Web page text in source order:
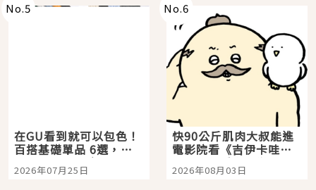
No.5
在GU看到就可以包色！
百搭基礎單品 6選，閉
眼全收也不心疼
2026年07月25日
No.6
快90公斤肌肉大叔能進
電影院看《吉伊卡哇》
嗎？日本重金屬樂團
「打首」會長與nagano
2026年08月03日